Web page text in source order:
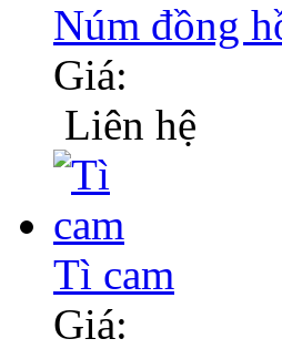
Núm đồng
Giá:
Liên hệ
Tì cam
Giá: